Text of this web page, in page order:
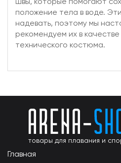
положение тела в воде.
надевать, поэтому мы
рекомендуем их в качестве
технического костюма.
товары для плавания и
Главная